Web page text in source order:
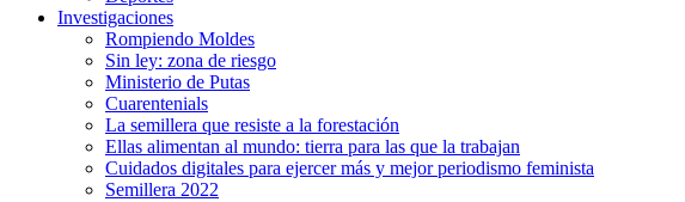
Investigaciones
Rompiendo Moldes
Sin ley: zona de riesgo
Ministerio de Putas
Cuarentenials
La semillera que resiste a la forestación
Ellas alimentan al mundo: tierra para las que la trabajan
Cuidados digitales para ejercer más y mejor periodismo feminista
Semillera 2022